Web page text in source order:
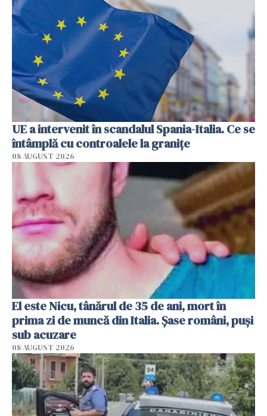
UE a intervenit în scandalul Spania-Italia. Ce se
întâmplă cu controalele la granițe
08 AUGUST 2026
El este Nicu, tânărul de 35 de ani, mort în
prima zi de muncă din Italia. Șase români, puși
sub acuzare
08 AUGUST 2026